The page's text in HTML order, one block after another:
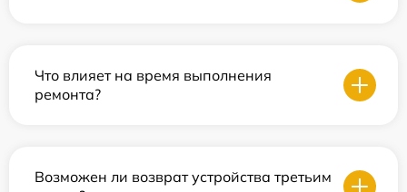
Что влияет на время выполнения
ремонта?
Возможен ли возврат устройства третьим